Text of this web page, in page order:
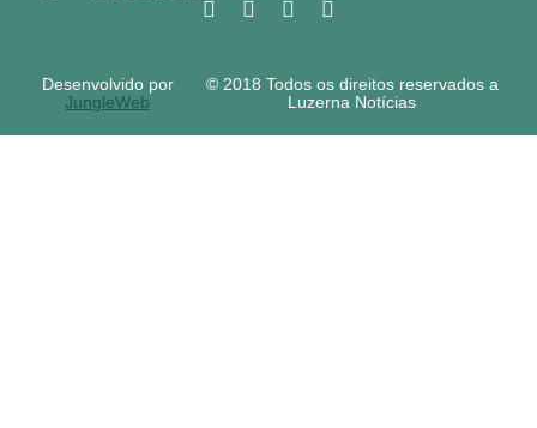
© 2018 Todos os direitos reservados a
Luzerna Notícias
Desenvolvido por
JungleWeb